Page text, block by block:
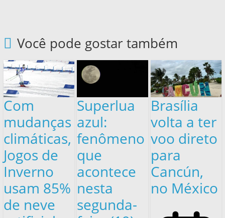
Você pode gostar também
Com
mudanças
climáticas,
Jogos de
Inverno
usam 85%
de neve
Superlua
azul:
fenômeno
que
acontece
nesta
segunda-
Brasília
volta a ter
voo direto
para
Cancún,
no México